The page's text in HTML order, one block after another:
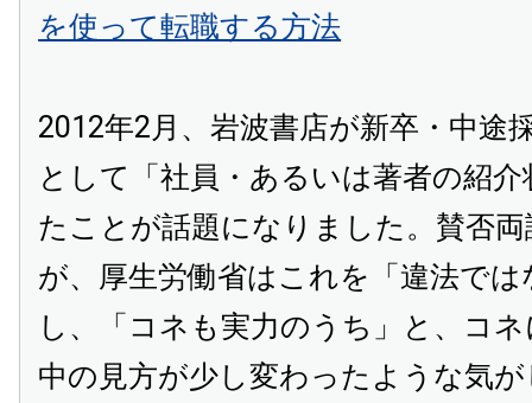
を使って転職する方法
2012年2月、岩波書店が新卒・中途
として「社員・あるいは著者の紹
たことが話題になりました。賛否
が、厚生労働省はこれを「違法で
し、「コネも実力のうち」と、コ
中の見方が少し変わったような気